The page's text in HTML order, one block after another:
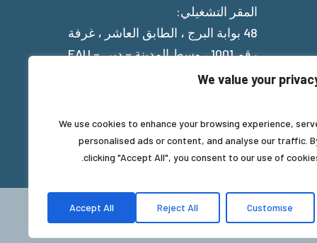
We value your
We use cookies to enhance your browsing experience,
personalised ads or content, and analyse our traffic.
clicking "Accept All", you consent to our use of
Customise
Reject All
Accept All
المقر التشغيلي:
48 بوابة البرج ، الطابق العاشر ، غرفة
رقم 1001 ، وسط المدينة – دبي – EAU
Privacy Policy